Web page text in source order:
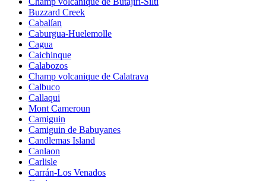
Buzzard Creek
Cabalían
Caburgua-Huelemolle
Cagua
Caichinque
Calabozos
Champ volcanique de Calatrava
Calbuco
Callaqui
Mont Cameroun
Camiguin
Camiguin de Babuyanes
Candlemas Island
Canlaon
Carlisle
Carrán-Los Venados